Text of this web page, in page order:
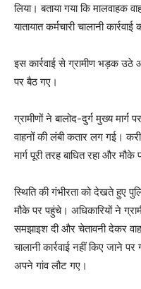
लिया। बताया गया कि मालवाहक
यातायात कर्मचारी चालानी
इस कार्रवाई से ग्रामीण भड़क
पर बैठ गए।
ग्रामीणों ने बालोद-दुर्ग मुख्य
वाहनों की लंबी कतार लग गई।
मार्ग पूरी तरह बाधित रहा और मौके
स्थिति की गंभीरता को देखते हुए
मौके पर पहुंचे। अधिकारियों ने
समझाइश दी और चेतावनी देकर
चालानी कार्रवाई नहीं किए जाने
अपने गांव लौट गए।